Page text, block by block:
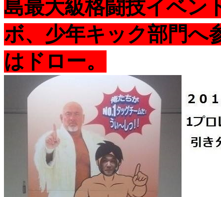
島最大級格闘技イベン
ボ、少年キック部門へ
はドロー。